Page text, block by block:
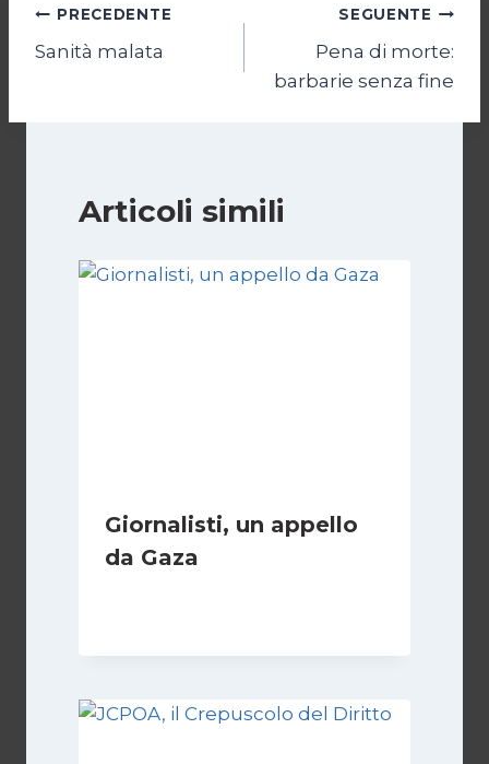
Navigazione
articoli
PRECEDENTE
Sanità malata
SEGUENTE
Pena di morte:
barbarie senza fine
Articoli simili
Giornalisti, un appello
da Gaza